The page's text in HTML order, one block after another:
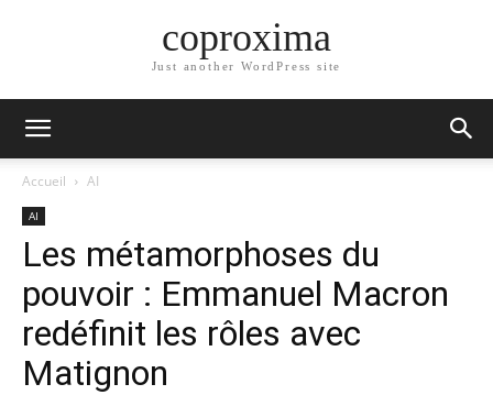
coproxima
Just another WordPress site
Accueil AI
AI
Les métamorphoses du
pouvoir : Emmanuel Macron
redéfinit les rôles avec
Matignon